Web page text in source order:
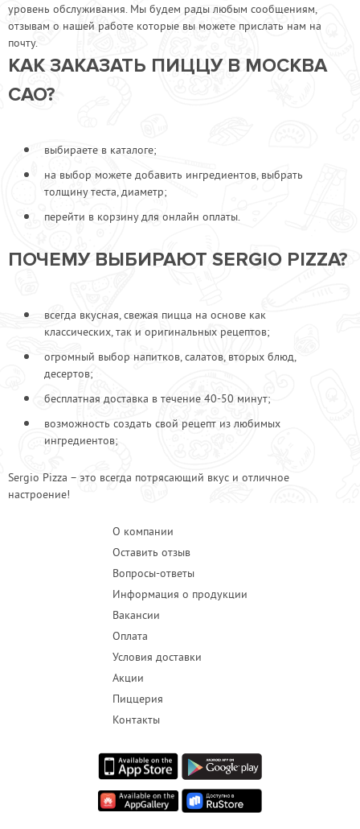
уровень обслуживания. Мы будем рады любым сообщениям,
отзывам о нашей работе которые вы можете прислать нам на
почту.
КАК ЗАКАЗАТЬ ПИЦЦУ В МОСКВА
САО?
выбираете в каталоге;
на выбор можете добавить ингредиентов, выбрать
толщину теста, диаметр;
перейти в корзину для онлайн оплаты.
ПОЧЕМУ ВЫБИРАЮТ SERGIO PIZZA?
всегда вкусная, свежая пицца на основе как
классических, так и оригинальных рецептов;
огромный выбор напитков, салатов, вторых блюд,
десертов;
бесплатная доставка в течение 40-50 минут;
возможность создать свой рецепт из любимых
ингредиентов;
Sergio Pizza – это всегда потрясающий вкус и отличное
настроение!
О компании
Оставить отзыв
Вопросы-ответы
Информация о продукции
Вакансии
Оплата
Условия доставки
Акции
Пиццерия
Контакты